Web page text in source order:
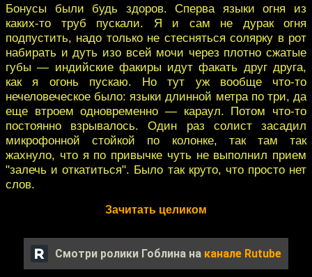
Бонусы были будь здоров. Сперва языки огня из
каких-то труб пускали. Я и сам не дурак огня
подпустить, надо только не стесняться солярку в рот
набирать и дуть изо всей мочи через плотно сжатые
губы — индийские факиры идут факать друг друга,
как я огонь пускаю. Но тут уж вообще что-то
нечеловеческое было: языки длинной метра по три, да
еще втроем одновременно — караул. Потом что-то
постоянно взрывалось. Один раз солист засадил
микрофонной стойкой по колонке, так там так
жахнуло, что я по привычке чуть не выполнил прием
"залечь и откатиться". Было так круто, что просто нет
слов.
Зачитать целиком
Смотри ролики Гоблина на канале Rutube